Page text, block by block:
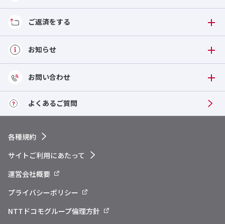
ご返済をする
お知らせ
お問い合わせ
よくあるご質問
各種規約
サイトご利用にあたって
運営会社概要
プライバシーポリシー
NTTドコモグループ倫理方針